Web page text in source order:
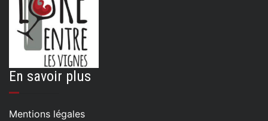
En savoir plus
Mentions légales